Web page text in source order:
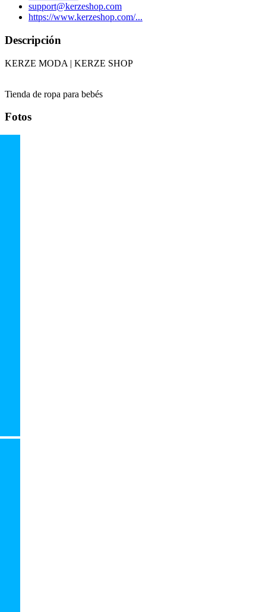
support@kerzeshop.com
https://www.kerzeshop.com/...
Descripción
KERZE MODA | KERZE SHOP
Tienda de ropa para bebés
Fotos